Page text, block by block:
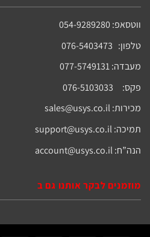
ווטסאפ: 054-9289280
טלפון: 076-5403473
מעבדה: 077-5749131
פקס: 076-5103033
מכירות:sales@usys.co.il
תמיכה:support@usys.co.il
הנה”ח:account@usys.co.il
מוזמנים לבקר אותנו גם ב